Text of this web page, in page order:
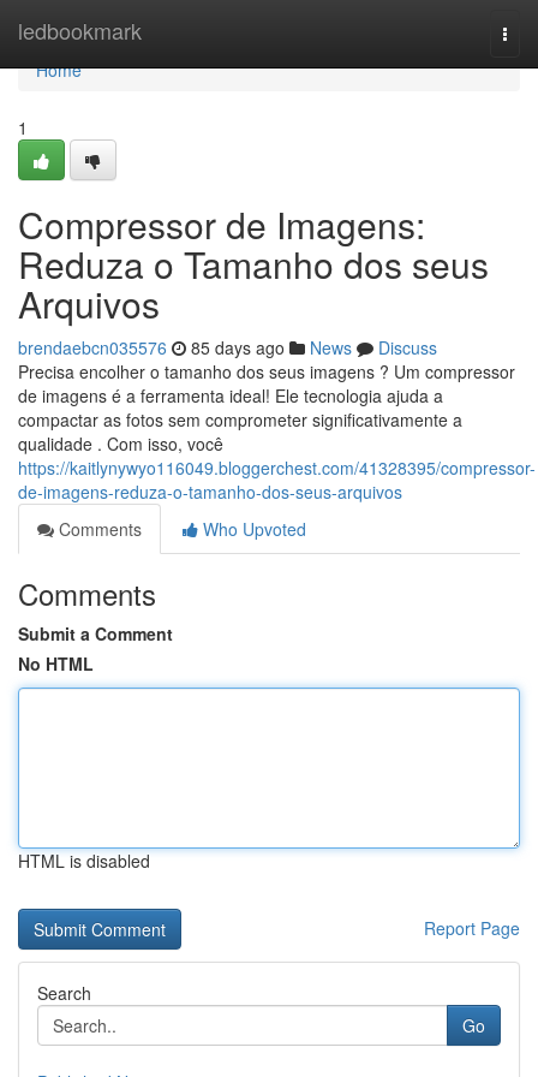
ledbookmark
Home
Home
1
Compressor de Imagens:
Reduza o Tamanho dos seus
Arquivos
brendaebcn035576 85 days ago News
Discuss
Precisa encolher o tamanho dos seus imagens ? Um compressor
de imagens é a ferramenta ideal! Ele tecnologia ajuda a
compactar as fotos sem comprometer significativamente a
qualidade . Com isso, você
https://kaitlynywyo116049.bloggerchest.com/41328395/compressor-
de-imagens-reduza-o-tamanho-dos-seus-arquivos
Comments
Who Upvoted
Comments
Submit a Comment
No HTML
HTML is disabled
Report Page
Search
Go